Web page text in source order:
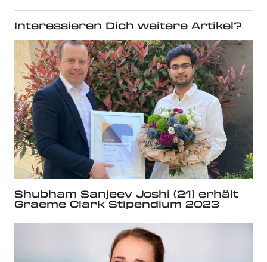
Interessieren Dich weitere Artikel?
Shubham Sanjeev Joshi (21) erhält
Graeme Clark Stipendium 2023